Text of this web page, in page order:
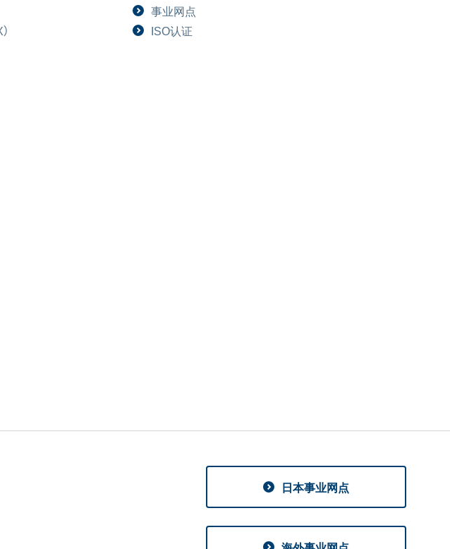
事业网点
ISO认证
日本事业网点